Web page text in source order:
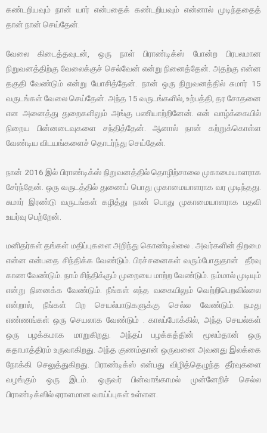
கண்டறியவும் நான் யார் என்பதைக் கண்டறியவும் என்னால் முடிந்ததைத்
தான் நான் செய்தேன்.
வேலை கிடைத்தவுடன், ஒரு நாள் பிராண்டிக்ஸ் போன்ற பிரபலமான
நிறுவனத்திற்கு வேலைக்குச் செல்வேன் என்று நினைத்தேன். அதற்கு என்ன
தகுதி வேண்டும் என்று யோசித்தேன். நான் ஒரு நிறுவனத்தில் சுமார் 15
வருடங்கள் வேலை செய்தேன். அந்த 15 வருடங்களில், உற்பத்தி, தர சோதனை
என அனைத்து துறைகளிலும் அங்கு பணியாற்றினேன். என் வாழ்க்கையில்
நிறைய பின்னடைவுகளை சந்தித்தேன். ஆனால் நான் கற்றுக்கொள்ள
வேண்டிய விடயங்களைச் தொடர்ந்து செய்தேன்.
நான் 2016 இல் பிராண்டிக்ஸ் நிறுவனத்தில் தொழிற்சாலை முகாமையாளராக
சேர்ந்தேன். ஒரு வருடத்தில் துணைப் பொது முகாமையாளராக வர முடிந்தது.
சுமார் இரண்டு வருடங்கள் கழித்து நான் பொது முகாமையாளராக பதவி
உயர்வு பெற்றேன்.
மனிதர்கள் தங்கள் மதிப்புகளை அறிந்து கொண்டில்லை . அவர்களின் திறமை
என்ன என்பதை சிந்திக்க வேண்டும். பிரச்சனைகள் வரும்போதுதான் தீர்வு
காண வேண்டும். நாம் சிந்திக்கும் முறையை மாற்ற வேண்டும். நம்மால் முடியும்
என்று நினைக்க வேண்டும். நீங்கள் எந்த வகையிலும் வெற்றிபெறவில்லை
என்றால், நீங்கள் பிற செயல்பாடுகளுக்கு செல்ல வேண்டும். நமது
எண்ணங்கள் ஒரு செயலாக வேண்டும் . காலப்போக்கில், அந்த செயல்கள்
ஒரு பழக்கமாக மாறுகிறது. அந்தப் பழக்கத்தின் மூலம்தான் ஒரு
கதாபாத்திரம் உருவாகிறது. அந்த குணம்தான் ஒருவனை அவனது இலக்கை
நோக்கி செலுத்துகிறது. பிராண்டிக்ஸ் என்பது விழித்தெழுந்த தீர்வுகளை
வழங்கும் ஒரு இடம். ஒருவர் பின்வாங்காமல் முன்னேறிச் செல்ல
பிராண்டிக்ஸில் ஏராளமான வாய்ப்புகள் உள்ளன.